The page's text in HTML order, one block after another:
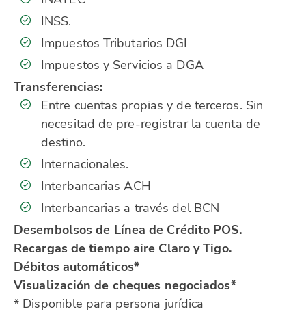
INSS.
Impuestos Tributarios DGI
Impuestos y Servicios a DGA
Transferencias:
Entre cuentas propias y de terceros. Sin
necesitad de pre-registrar la cuenta de
destino.
Internacionales.
Interbancarias ACH
Interbancarias a través del BCN
Desembolsos de Línea de Crédito POS.
Recargas de tiempo aire Claro y Tigo.
Débitos automáticos*
Visualización de cheques negociados*
* Disponible para persona jurídica